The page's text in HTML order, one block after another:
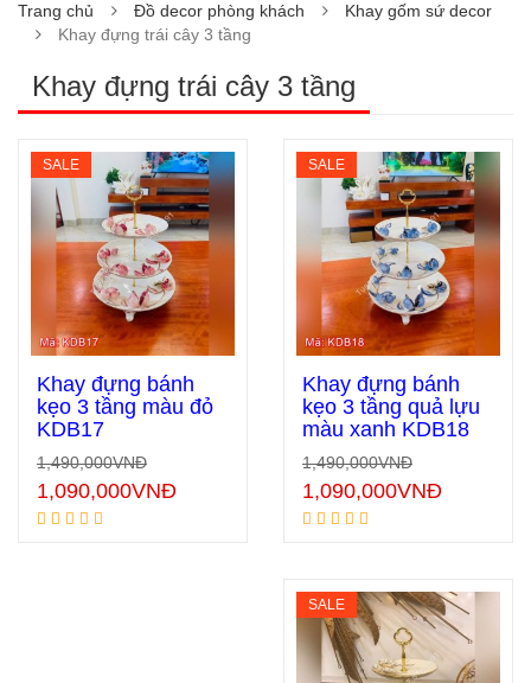
Trang chủ Đồ decor phòng khách
Khay gốm sứ decor
Khay đựng trái cây 3 tầng
Khay đựng trái cây 3 tầng
SALE
Khay đựng bánh
kẹo 3 tầng quả lựu
màu xanh KDB18
1,490,000VNĐ
1,090,000VNĐ
SALE
Khay đựng bánh
kẹo 3 tầng màu đỏ
KDB17
1,490,000VNĐ
1,090,000VNĐ
SALE